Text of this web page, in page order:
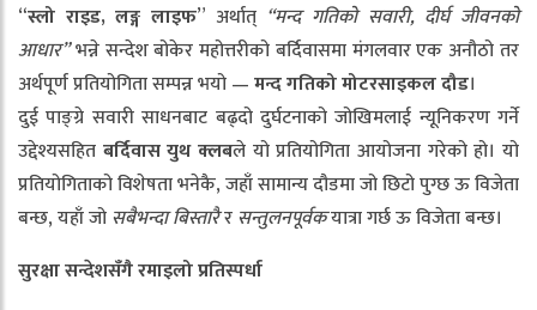
“स्लो राइड,लङ्ग लाइफ” अर्थात् “मन्द गतिको सवारी, दीर्घ जीवनको
आधार”भन्ने सन्देश बोकेर महोत्तरीको बर्दिवासमा मंगलवार एक अनौठो तर
अर्थपूर्ण प्रतियोगिता सम्पन्न भयो —मन्दगतिकोमोटरसाइकलदौड।
दुई पाङ्ग्रे सवारी साधनबाट बढ्दो दुर्घटनाको जोखिमलाई न्यूनिकरण गर्ने
उद्देश्यसहित बर्दिवास युथ क्लबले यो प्रतियोगिता आयोजना गरेको हो। यो
प्रतियोगिताको विशेषता भनेकै, जहाँ सामान्य दौडमा जो छिटो पुग्छ ऊ विजेता
बन्छ, यहाँ जोसबैभन्दाबिस्तारैरसन्तुलनपूर्वकयात्रा गर्छ ऊ विजेता बन्छ।
सुरक्षासन्देशसँगैरमाइलोप्रतिस्पर्धा